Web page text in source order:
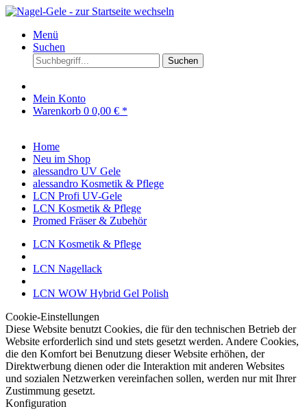
Menü
Suchen
Suchen
Mein Konto
Warenkorb 0 0,00 € *
Home
Neu im Shop
alessandro UV Gele
alessandro Kosmetik & Pflege
LCN Profi UV-Gele
LCN Kosmetik & Pflege
Promed Fräser & Zubehör
LCN Kosmetik & Pflege
LCN Nagellack
LCN WOW Hybrid Gel Polish
Cookie-Einstellungen
Diese Website benutzt Cookies, die für den technischen Betrieb der
Website erforderlich sind und stets gesetzt werden. Andere Cookies,
die den Komfort bei Benutzung dieser Website erhöhen, der
Direktwerbung dienen oder die Interaktion mit anderen Websites
und sozialen Netzwerken vereinfachen sollen, werden nur mit Ihrer
Zustimmung gesetzt.
Konfiguration